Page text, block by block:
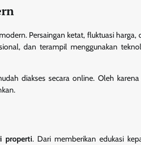
Persaingan ketat, fluktuasi harga,
dan terampil menggunakan
diakses secara online. Oleh karena
properti. Dari memberikan edukasi